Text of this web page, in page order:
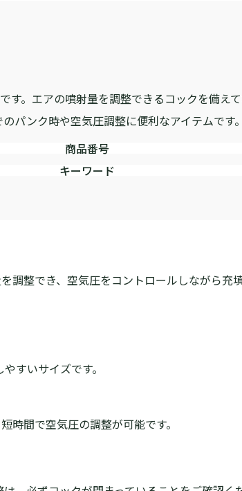
す。エアの噴射量を調整できるコックを備え
パンク時や空気圧調整に便利なアイテムです。
商品番号
キーワード
調整でき、空気圧をコントロールしながら充填
すいサイズです。
時間で空気圧の調整が可能です。